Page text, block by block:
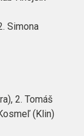
Simona
2. Tomáš
(Klin)